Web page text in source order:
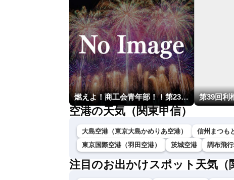
燃えよ！商工会青年部！！第23回こうのす花火大会 第39回利
空港の天気（関東甲信）
大島空港（東京大島かめりあ空港） 信州まつも
東京国際空港（羽田空港）
茨城空港 調布飛
注目のお出かけスポット天気（